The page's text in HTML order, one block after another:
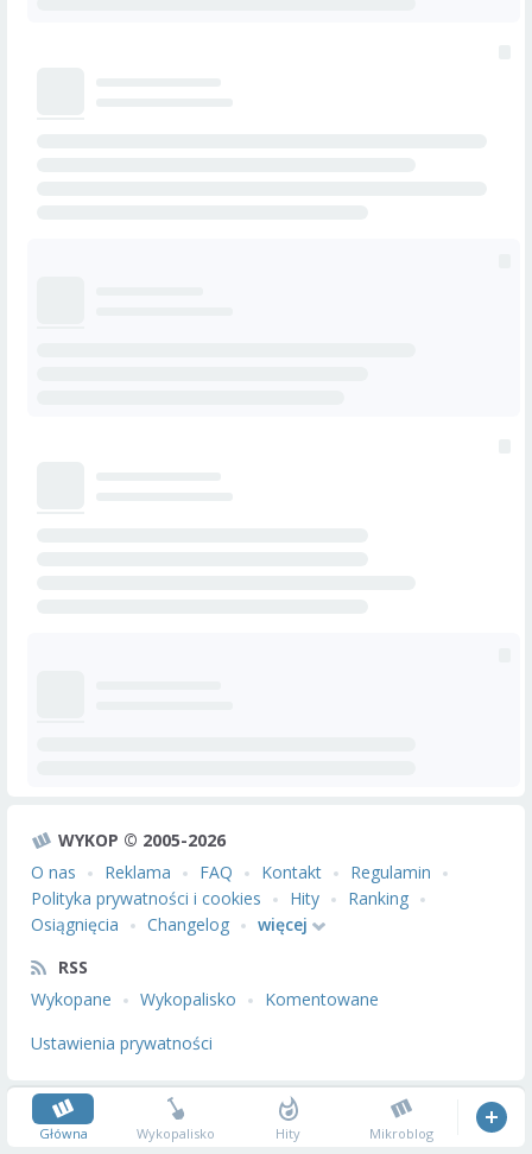
WYKOP © 2005-2026
O nas
Reklama FAQ Kontakt
Regulamin
Polityka prywatności i cookies
Hity
Ranking
Osiągnięcia
Changelog
więcej
RSS
Wykopane
Wykopalisko
Komentowane
Ustawienia prywatności
Główna Wykopalisko Hity Mikroblog